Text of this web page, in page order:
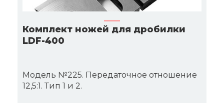
Комплект ножей для дробилки
LDF-400
Модель №225. Передаточное отношение
12,5:1. Тип 1 и 2.